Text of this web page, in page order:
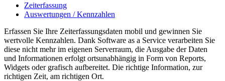
Zeiterfassung
Auswertungen / Kennzahlen
Erfassen Sie Ihre Zeiterfassungsdaten mobil und gewinnen Sie
wertvolle Kennzahlen. Dank Software as a Service verarbeiten Sie
diese nicht mehr im eigenen Serverraum, die Ausgabe der Daten
und Informationen erfolgt ortsunabhängig in Form von Reports,
Widgets oder grafisch aufbereitet. Die richtige Information, zur
richtigen Zeit, am richtigen Ort.